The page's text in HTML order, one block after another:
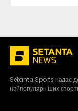
Setanta Sports надає
найпопулярніших